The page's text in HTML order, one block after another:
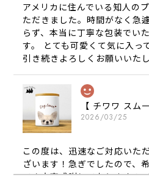
アメリカに住んでいる知人の
ただきました。時間がなく急
らず、本当に丁寧な包装でい
す。 とても可愛くて気に入っ
引き続きよろしくお願いいたし
2026/03/25
この度は、迅速なご対応いた
ざいます！急ぎでしたので、
でき大変感謝しております！